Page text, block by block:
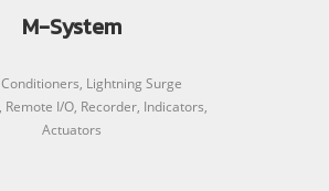
M-System
Lightning Surge
Remote I/O, Recorder, Indicators,
Actuators